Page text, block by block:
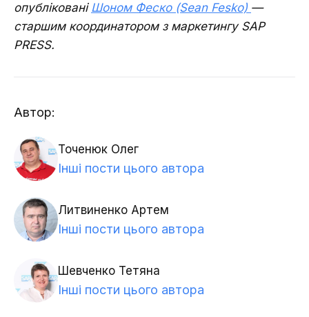
опубліковані Шоном Феско (Sean Fesko) —
старшим координатором з маркетингу SAP
PRESS.
Автор:
Точенюк Олег
Інші пости цього автора
Литвиненко Артем
Інші пости цього автора
Шевченко Тетяна
Інші пости цього автора